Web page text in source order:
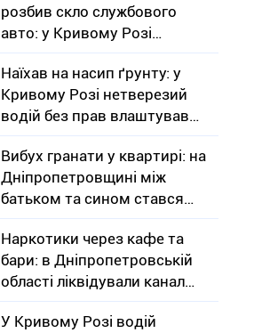
розбив скло службового
авто: у Кривому Розі
затримали нетверезого
чоловіка
Наїхав на насип ґрунту: у
Кривому Розі нетверезий
водій без прав влаштував
ДТП
Вибух гранати у квартирі: на
Дніпропетровщині між
батьком та сином стався
конфлікт
Наркотики через кафе та
бари: в Дніпропетровській
області ліквідували канал
збуту кратому
У Кривому Розі водій